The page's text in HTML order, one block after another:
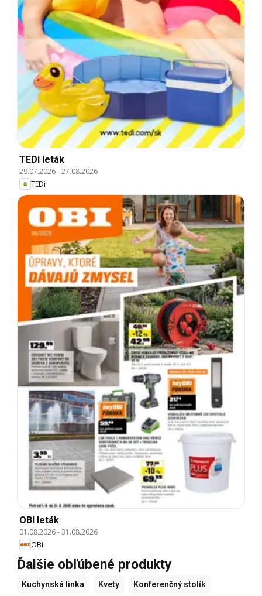
TEDi leták
29.07.2026-27.08.2026
TEDi
OBI leták
01.08.2026-31.08.2026
OBI
Ďalšie obľúbené produkty
Kuchynská linka Kvety Konferenčný stolík